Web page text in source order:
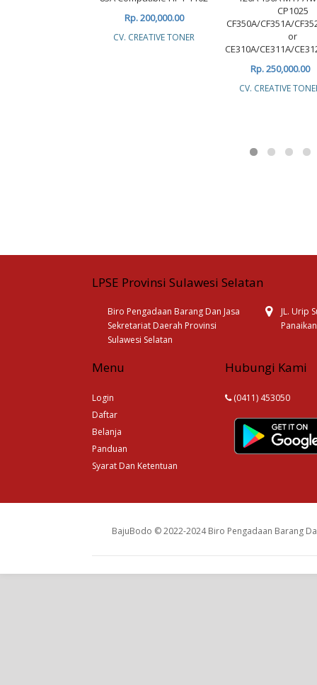
Rp. 200,000.00
CV. CREATIVE TONER
CP1025
CF350A/CF351A/
or
CE310A/CE311A/
Rp. 250,000.00
CV. CREATIVE
LPSE Provinsi Sulawesi Selatan
Biro Pengadaan Barang Dan Jasa
Sekretariat Daerah Provinsi
Sulawesi Selatan
JL. Urip
Menu
Login
Daftar
Belanja
Panduan
Syarat Dan Ketentuan
Hubungi Kami
(0411) 453050
BajuBodo © 2022-2024 Biro Pengadaan Barang